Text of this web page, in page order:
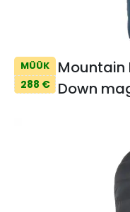
MÜÜK
288 €
Mountain
Down